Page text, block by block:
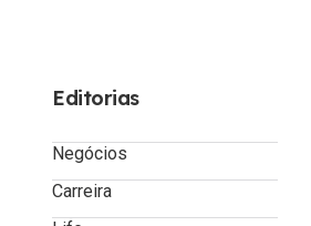
Editorias
Negócios
Carreira